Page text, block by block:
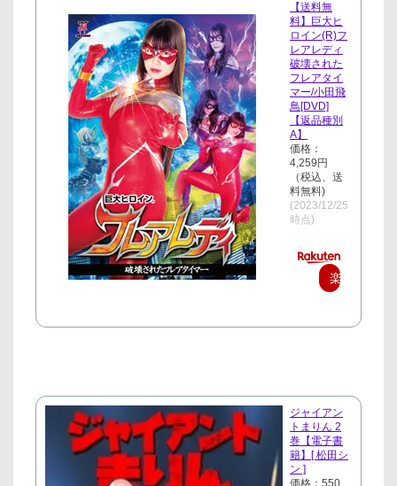
【送料無
料】巨大ヒ
ロイン(R)フ
レアレディ
破壊された
フレアタイ
マー/小田飛
鳥[DVD]
【返品種別
A】
価格：
4,259円
（税込、送
料無料)
(2023/12/25
時点)
楽
ジャイアン
トまりん 2
巻【電子書
籍】[ 松田シ
ン ]
価格：550